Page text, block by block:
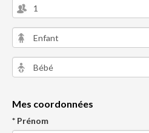
Mes coordonnées
* Prénom